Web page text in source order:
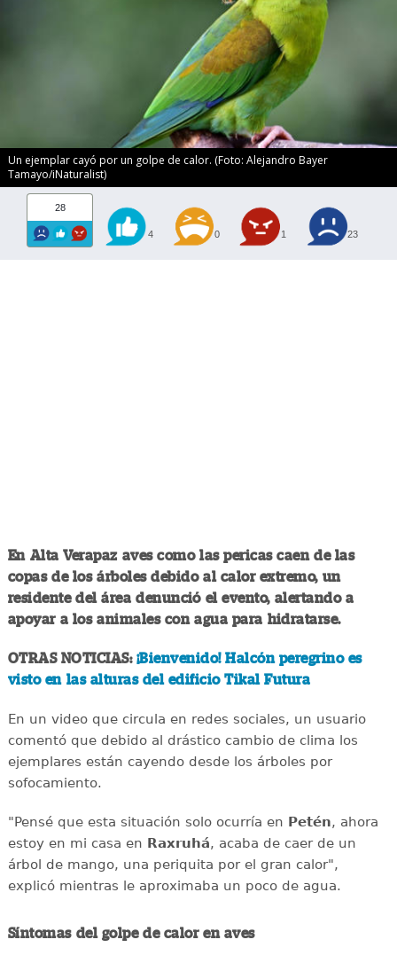
Un ejemplar cayó por un golpe de calor. (Foto: Alejandro Bayer
Tamayo/iNaturalist)
28
4 0 1 23
En Alta Verapaz aves como las pericas caen de las
copas de los árboles debido al calor extremo, un
residente del área denunció el evento, alertando a
apoyar a los animales con agua para hidratarse.
OTRAS NOTICIAS: ¡Bienvenido! Halcón peregrino es
visto en las alturas del edificio Tikal Futura
En un video que circula en redes sociales, un usuario
comentó que debido al drástico cambio de clima los
ejemplares están cayendo desde los árboles por
sofocamiento.
"Pensé que esta situación solo ocurría en Petén, ahora
estoy en mi casa en Raxruhá, acaba de caer de un
árbol de mango, una periquita por el gran calor",
explicó mientras le aproximaba un poco de agua.
Síntomas del golpe de calor en aves